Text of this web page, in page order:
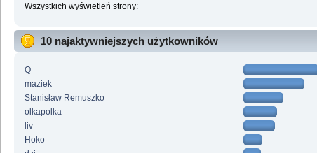
Wszystkich wyświetleń strony:
10 najaktywniejszych użytkowników
Q
maziek
Stanisław Remuszko
olkapolka
liv
Hoko